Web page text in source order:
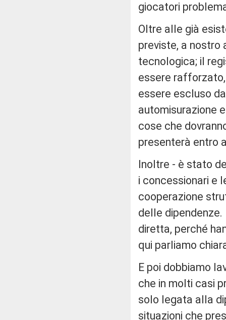
giocatori
Oltre alle già
previste, a nostro
tecnologica; il
essere
essere escluso
automisurazione
cose che
presenterà entro
Inoltre - è stato
i concessionari e
cooperazione
delle dipendenze.
diretta, perché
qui parliamo
E poi dobbiamo
che in molti casi
solo legata alla
situazioni che